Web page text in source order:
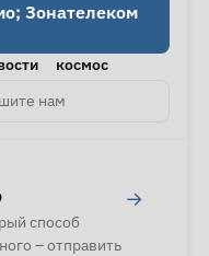
Зонателеком
космос
нам
способ
– отправить
→